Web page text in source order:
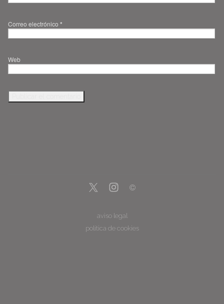
Correo electrónico *
Web
aviso legal
política de cookies